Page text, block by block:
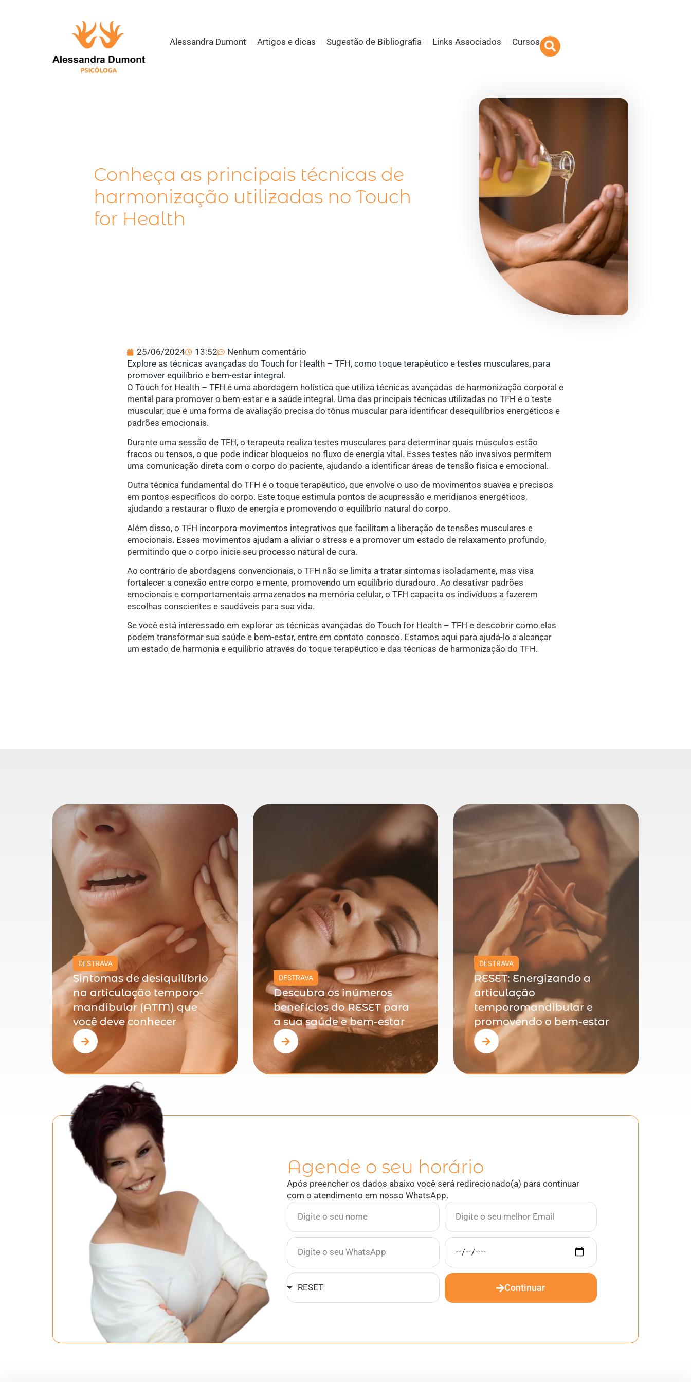
Alessandra Dumont Artigos e dicas Sugestão de Bibliografia Links Associados Cursos
Conheça as principais técnicas de
harmonização utilizadas no Touch
for Health
25/06/2024 13:52
Nenhum comentário
Explore as técnicas avançadas do Touch for Health – TFH, como toque terapêutico e testes musculares, para
promover equilíbrio e bem-estar integral.
O Touch for Health – TFH é uma abordagem holística que utiliza técnicas avançadas de harmonização corporal e
mental para promover o bem-estar e a saúde integral. Uma das principais técnicas utilizadas no TFH é o teste
muscular, que é uma forma de avaliação precisa do tônus muscular para identificar desequilíbrios energéticos e
padrões emocionais.
Durante uma sessão de TFH, o terapeuta realiza testes musculares para determinar quais músculos estão
fracos ou tensos, o que pode indicar bloqueios no fluxo de energia vital. Esses testes não invasivos permitem
uma comunicação direta com o corpo do paciente, ajudando a identificar áreas de tensão física e emocional.
Outra técnica fundamental do TFH é o toque terapêutico, que envolve o uso de movimentos suaves e precisos
em pontos específicos do corpo. Este toque estimula pontos de acupressão e meridianos energéticos,
ajudando a restaurar o fluxo de energia e promovendo o equilíbrio natural do corpo.
Além disso, o TFH incorpora movimentos integrativos que facilitam a liberação de tensões musculares e
emocionais. Esses movimentos ajudam a aliviar o stress e a promover um estado de relaxamento profundo,
permitindo que o corpo inicie seu processo natural de cura.
Ao contrário de abordagens convencionais, o TFH não se limita a tratar sintomas isoladamente, mas visa
fortalecer a conexão entre corpo e mente, promovendo um equilíbrio duradouro. Ao desativar padrões
emocionais e comportamentais armazenados na memória celular, o TFH capacita os indivíduos a fazerem
escolhas conscientes e saudáveis para sua vida.
Se você está interessado em explorar as técnicas avançadas do Touch for Health – TFH e descobrir como elas
podem transformar sua saúde e bem-estar, entre em contato conosco. Estamos aqui para ajudá-lo a alcançar
um estado de harmonia e equilíbrio através do toque terapêutico e das técnicas de harmonização do TFH.
DESTRAVA
Sintomas de desiquilíbrio
na articulação temporo-
mandibular (ATM) que
você deve conhecer
DESTRAVA
Descubra os inúmeros
benefícios do RESET para
a sua saúde e bem-estar
DESTRAVA
RESET: Energizando a
articulação
temporomandibular e
promovendo o bem-estar
Agende o seu horário
Após preencher os dados abaixo você será redirecionado(a) para continuar
com o atendimento em nosso WhatsApp.
Continuar